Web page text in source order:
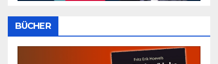
BÜCHER